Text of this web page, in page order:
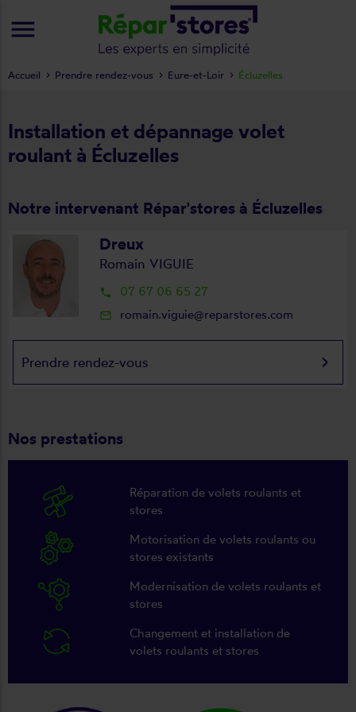
Installation et dépannage volet
roulant à Écluzelles
Notre intervenant Répar'stores à Écluzelles
Dreux
Romain VIGUIE
local_phone 07 67 06 65 27
mail_outline romain.viguie@reparstores.com
Prendre rendez-vous keyboard_arrow_right
Nos prestations
Réparation de volets roulants et
stores
Motorisation de volets roulants ou
stores existants
Modernisation de volets roulants et
stores
Changement et installation de
volets roulants et stores
Accueil Prendre rendez-vous Eure-et-Loir Écluzelles
menu